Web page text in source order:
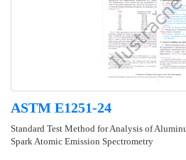
ASTM E1251-24
Standard Test Method for Analysis of
Spark Atomic Emission Spectrometry